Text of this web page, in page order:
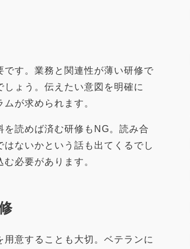
す。業務と関連性が薄い研修で
ょう。伝えたい意図を明確に
が求められます。
読めば済む研修もNG。読み合
ないかという話も出てくるでし
必要があります。
意することも大切。ベテランに